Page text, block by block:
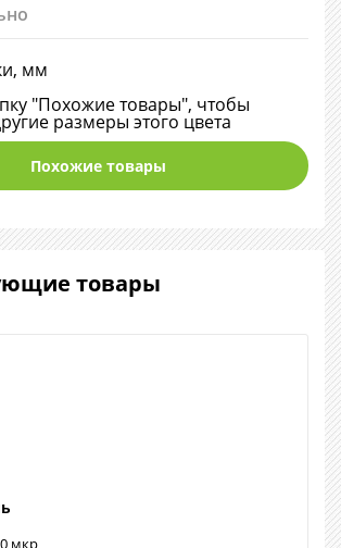
мм
"Похожие товары", чтобы
размеры этого цвета
Похожие товары
товары
мкр